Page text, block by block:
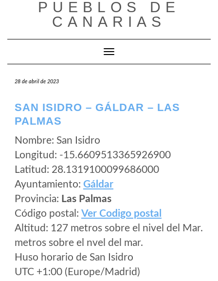
PUEBLOS DE
CANARIAS
Cambiar modo de navegación
28 de abril de 2023
SAN ISIDRO – GÁLDAR – LAS
PALMAS
Nombre: San Isidro
Longitud: -15.6609513365926900
Latitud: 28.1319100099686000
Ayuntamiento: Gáldar
Provincia: Las Palmas
Código postal: Ver Codigo postal
Altitud: 127 metros sobre el nivel del Mar.
metros sobre el nvel del mar.
Huso horario de San Isidro
UTC +1:00 (Europe/Madrid)